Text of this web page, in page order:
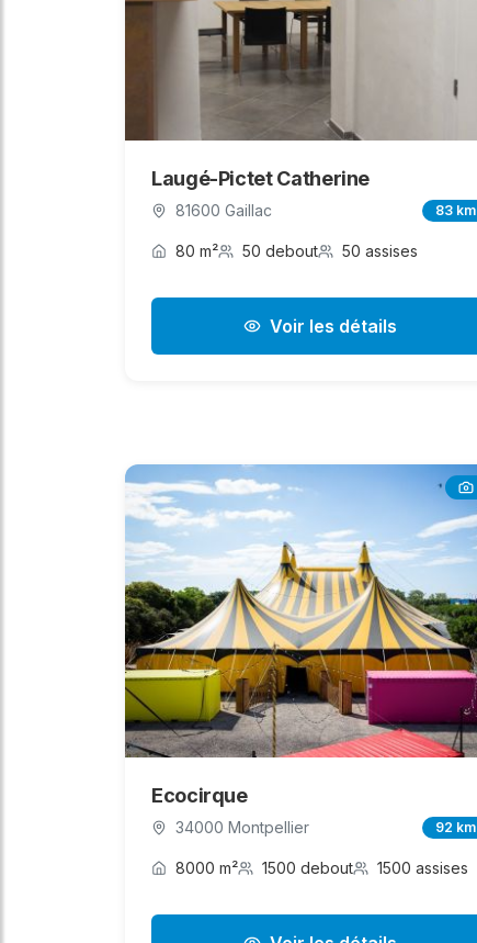
Laugé-Pictet Catherine
81600 Gaillac 83 km
80 m² 50 debout 50 assises
Voir les détails
Ecocirque
34000 Montpellier 92 km
8000 m² 1500 debout 1500 assises